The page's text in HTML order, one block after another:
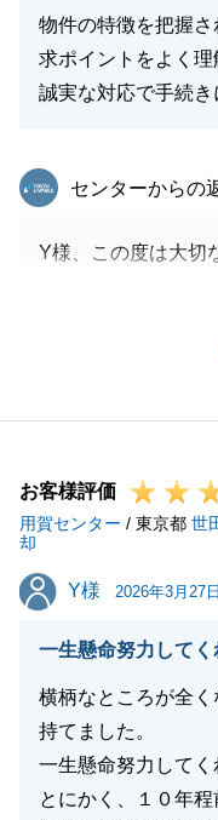
物件の特徴を把握
求ポイントをよく理
誠実な対応で手続き
東急リバブル
センターからの
Y様、この度は大切
案力と、安心感の
いただいた温かい
お客様評価
用賀センター / 東京都 世
却
Y様
Y様 2026年3月27日
一生懸命努力して
横柄なところが全
持てました。
一生懸命努力してく
とにかく、１０年